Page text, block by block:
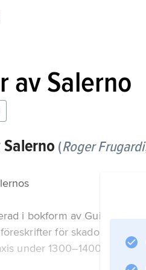
av Salerno
Salerno (Roger Frugardi
i bokform av Guido av
för skador av alla
under 1300–1400-talen